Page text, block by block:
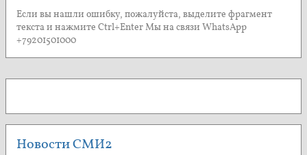
Если вы нашли ошибку, пожалуйста, выделите фрагмент
текста и нажмите Ctrl+Enter Мы на связи WhatsApp
+79201501000
Новости СМИ2